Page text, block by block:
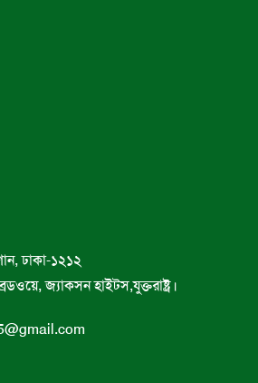
ঢাকা-১২১২
জ্যাকসন হাইটস,যুক্তরাষ্ট্র।